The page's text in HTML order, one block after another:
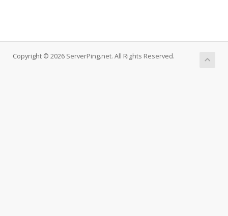
Copyright © 2026 ServerPing.net. All Rights Reserved.